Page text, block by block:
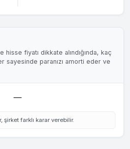
fiyatı dikkate alındığında, kaç
sayesinde paranızı amorti eder ve
—
şirket farklı karar verebilir.